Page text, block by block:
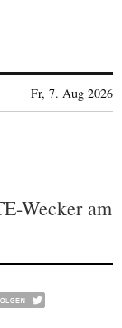
Fr, 7. Aug 2026
Wecker am